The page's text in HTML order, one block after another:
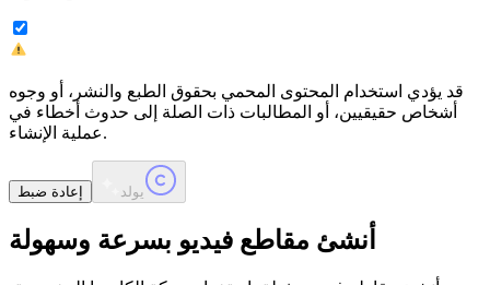
قد يؤدي استخدام المحتوى المحمي بحقوق الطبع والنشر، أو وجوه
أشخاص حقيقيين، أو المطالبات ذات الصلة إلى حدوث أخطاء في
عملية الإنشاء.
إعادة ضبط يولد
أنشئ مقاطع فيديو بسرعة وسهولة